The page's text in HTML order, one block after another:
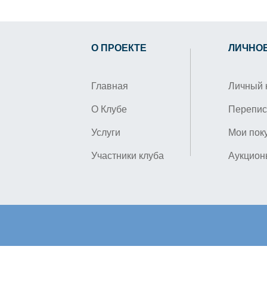
О ПРОЕКТЕ
Главная
О Клубе
Услуги
Участники клуба
Личный
Мои